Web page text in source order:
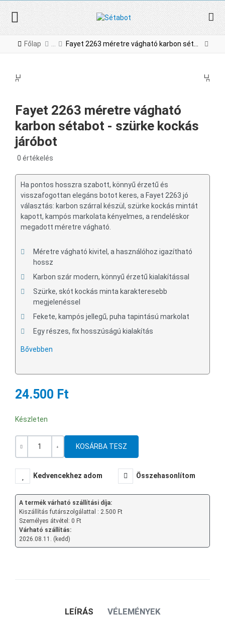
Főlap Fayet 2263 méretre vágható karbon sétabot - szürke kockás járóbot
Fayet 2263 méretre vágható
karbon sétabot - szürke kockás
járóbot
0 értékelés
Ha pontos hosszra szabott, könnyű érzetű és
visszafogottan elegáns botot keres, a Fayet 2263 jó
választás: karbon szárral készül, szürke kockás mintát
kapott, kampós markolata kényelmes, a rendeléskor
megadott méretre vágható.
Méretre vágható kivitel, a használóhoz igazítható
hossz
Karbon szár modern, könnyű érzetű kialakítással
Szürke, skót kockás minta karakteresebb
megjelenéssel
Fekete, kampós jellegű, puha tapintású markolat
Egy részes, fix hosszúságú kialakítás
Bővebben
24.500 Ft
Készleten
Mennyiség
Kedvencekhez adom Összehasonlítom
A termék várható szállítási díja:
Kiszállítás futárszolgálattal : 2.500 Ft
Személyes átvétel: 0 Ft
Várható szállítás:
2026.08.11. (kedd)
LEÍRÁS VÉLEMÉNYEK